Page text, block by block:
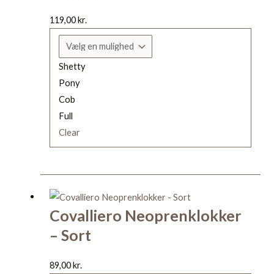
119,00kr.
Shetty
Pony
Cob
Full
Clear
Mulighederne
kan
vælges
varesiden
Covalliero Neoprenklokker
– Sort
89,00kr.
vare
har
flere
Mulighederne